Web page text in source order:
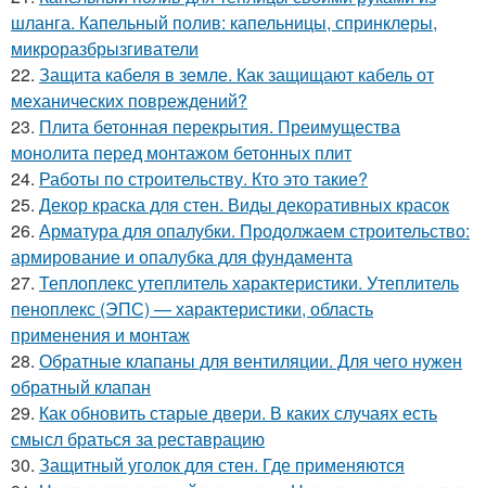
шланга. Капельный полив: капельницы, спринклеры,
микроразбрызгиватели
22. Защита кабеля в земле. Как защищают кабель от
механических повреждений?
23. Плита бетонная перекрытия. Преимущества
монолита перед монтажом бетонных плит
24. Работы по строительству. Кто это такие?
25. Декор краска для стен. Виды декоративных красок
26. Арматура для опалубки. Продолжаем строительство:
армирование и опалубка для фундамента
27. Теплоплекс утеплитель характеристики. Утеплитель
пеноплекс (ЭПС) — характеристики, область
применения и монтаж
28. Обратные клапаны для вентиляции. Для чего нужен
обратный клапан
29. Как обновить старые двери. В каких случаях есть
смысл браться за реставрацию
30. Защитный уголок для стен. Где применяются